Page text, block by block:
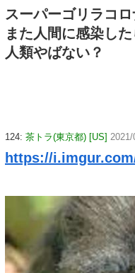
スーパーゴリラコ
また人間に感染した
人類やばない？
124: 茶トラ(東京都) [US]
https://